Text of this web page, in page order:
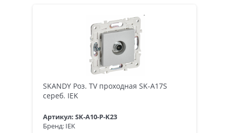
SKANDY Роз. TV проходная SK-A17S
сереб. IEK
Артикул: SK-A10-P-K23
Бренд: IEK